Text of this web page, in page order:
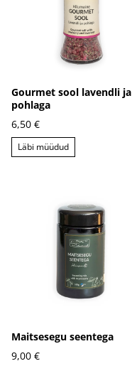
Gourmet sool lavendli ja
pohlaga
6,50 €
Läbi müüdud
Maitsesegu seentega
9,00 €